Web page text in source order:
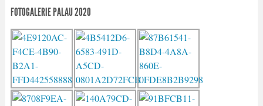
FOTOGALERIE PALAU 2020